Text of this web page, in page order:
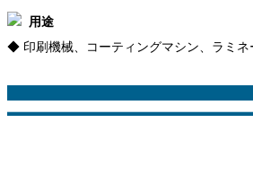
用途
◆ 印刷機械、コーティングマシン、ラミ